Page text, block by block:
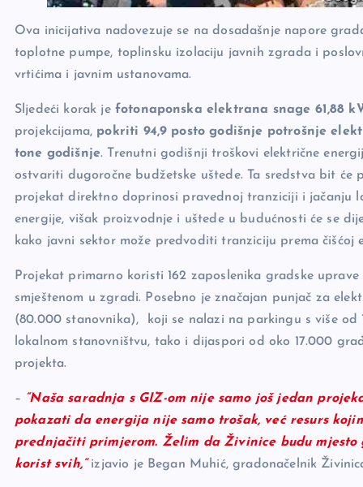
Ova inicijativa nadovezuje se na dosadašnje napore
toplotne pumpe, toplinsku izolaciju javnih zgrada i
vrtićima i javnim ustanovama.
Sljedeći korak je fotonaponska elektrana snage 61,88
projekcijama, pokriti 94,9 posto godišnje potrošnje
tone godišnje. Trenutni godišnji troškovi električne
ostvariti dugoročne budžetske uštede. Ta sredstva bit će
projekat direktno doprinosi pravednoj tranziciji i jačanju
energije, višak proizvodnje i uštede u budućnosti će se
kako javni sektor može predvoditi tranziciju prema čišćoj
Projekat primarno koristi 162 zaposlenika gradske
smještenom u zgradi. Posebno je značajan punjač za
(80.000 stanovnika), koji se nalazi na parkingu s više
lokalnom stanovništvu, tako i dijaspori od oko 17.000
projekta.
– “Naša saradnja s GIZ-om nije samo još jedan
pokazati da energija nije samo trošak, već resurs
prednjačiti primjerom. Želim da Živinice budu
korist svih,”izjavio je Began Muhić, gradonačelnik